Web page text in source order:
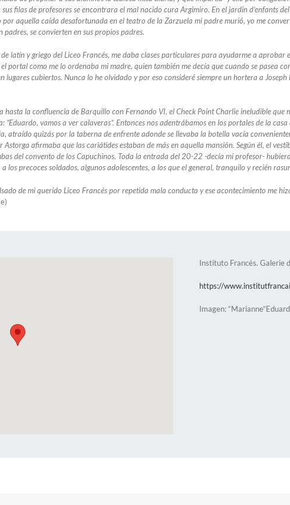
sus filas de profesores se encontrara el mal nacido cura Argimiro. En el jardin d’enfants
por aquella caída desafortunada en el teatro de la Zarzuela mi padre murió, yo me
se convierten en sus propios padres.
latín y griego del Liceo Francés, me daba clases particulares para ayudarme a
portal como me lo ordenaba mi madre, quien también me decía que cuando se pasea
lugares cubiertos. Nunca lo he olvidado y por eso consideré siempre un hortera a
hasta la confluencia de Barquillo con Fernando VI, el Check Point Charlie ineludible que
vamos a ver calaveras”. Entonces nos adentrábamos en los portales de la
atraído quizás por la taberna de enfrente adonde se llevaba la botella vacía
Astorga afirmaba que las cariátides estaban de más en aquella mansión. Según él, el
del convento de los Capuchinos. Toda la entrada del 20-22 -decía mi profesor-
a los precoces soldados, algunos adolescentes, a los que el general, tranquilo y recién
de mi querido Liceo Francés por repetida mala conducta y ese acontecimiento me
Instituto Francés. Galerie
https://
Imagen: